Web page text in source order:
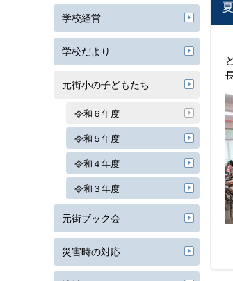
学校経営
学校だより
元街小の子どもたち
令和６年度
令和５年度
令和４年度
令和３年度
元街ブック会
災害時の対応